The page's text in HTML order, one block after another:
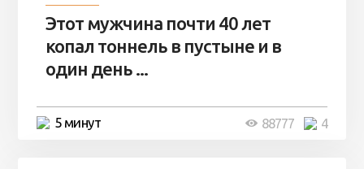
Этот мужчина почти 40 лет
копал тоннель в пустыне и в
один день ...
5 минут 4
88777